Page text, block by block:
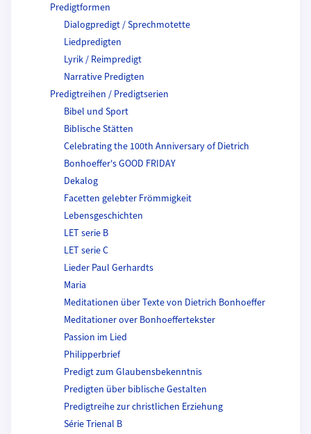
Predigtformen
Dialogpredigt / Sprechmotette
Liedpredigten
Lyrik / Reimpredigt
Narrative Predigten
Predigtreihen / Predigtserien
Bibel und Sport
Biblische Stätten
Celebrating the 100th Anniversary of Dietrich
Bonhoeffer's GOOD FRIDAY
Dekalog
Facetten gelebter Frömmigkeit
Lebensgeschichten
LET serie B
LET serie C
Lieder Paul Gerhardts
Maria
Meditationen über Texte von Dietrich Bonhoeffer
Meditationer over Bonhoeffertekster
Passion im Lied
Philipperbrief
Predigt zum Glaubensbekenntnis
Predigten über biblische Gestalten
Predigtreihe zur christlichen Erziehung
Série Trienal B